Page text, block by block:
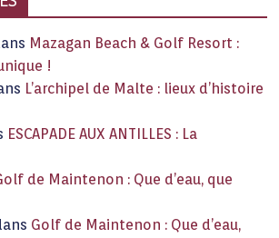
Mazagan Beach & Golf Resort :
!
L’archipel de Malte : lieux d’histoire
ESCAPADE AUX ANTILLES : La
de Maintenon : Que d’eau, que
Golf de Maintenon : Que d’eau,